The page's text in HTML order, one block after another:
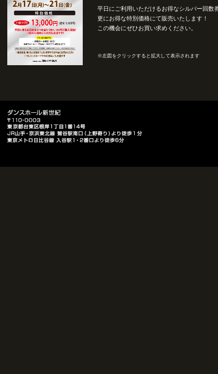
平日にご利用いただけるお得なシルバー回数
更にお得な特別価格にて販売いたします！
この機会にぜひお買い求めください。
※左図をクリックすると拡大して表示されます